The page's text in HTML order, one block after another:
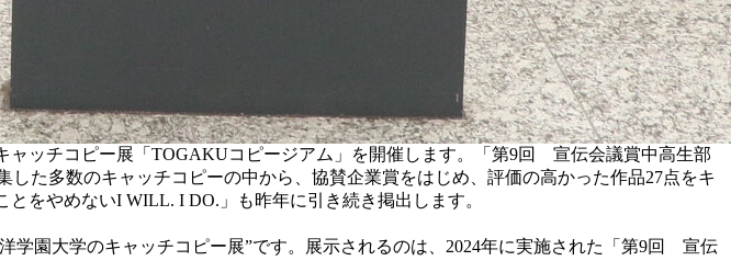
ッチコピー展「TOGAKUコピージアム」を開催します。「第9回 宣伝会議賞中高生部
た多数のキャッチコピーの中から、協賛企業賞をはじめ、評価の高かった作品27点をキ
をやめないI WILL. I DO.」も昨年に引き続き掲出します。
学園大学のキャッチコピー展”です。展示されるのは、2024年に実施された「第9回 宣伝